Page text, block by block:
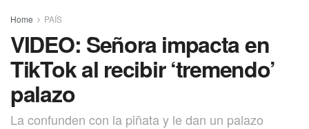
Home PAÍS
VIDEO: Señora impacta en
TikTok al recibir ‘tremendo’
palazo
La confunden con la piñata y le dan un palazo